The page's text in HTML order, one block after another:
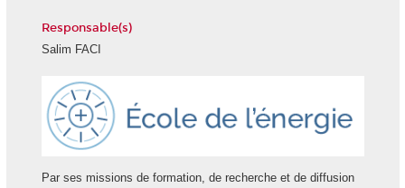
Responsable(s)
Salim FACI
Par ses missions de formation, de recherche et de diffusion